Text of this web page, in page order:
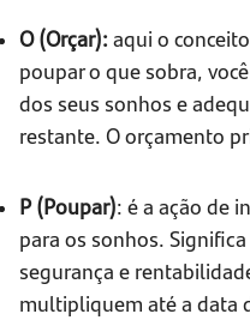
O (Orçar): aqui o
poupar o que sobra,
dos seus sonhos e
restante. O orçamento
P (Poupar): é a ação de
para os sonhos.
segurança e
multipliquem até a data